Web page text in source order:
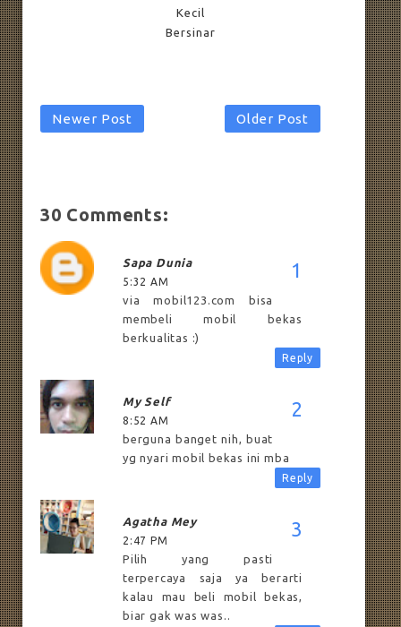
Kecil
Bersinar
Newer Post Older Post
30 Comments:
Sapa Dunia
5:32 AM
via mobil123.com bisa
membeli mobil bekas
berkualitas :)
Reply
My Self
8:52 AM
berguna banget nih, buat
yg nyari mobil bekas ini mba
Reply
Agatha Mey
2:47 PM
Pilih yang pasti
terpercaya saja ya berarti
kalau mau beli mobil bekas,
biar gak was was..